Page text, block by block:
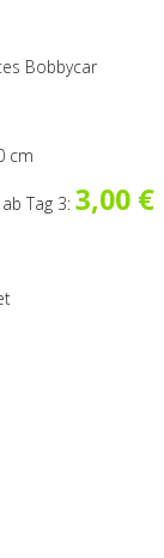
Bobbycar
cm
ab Tag 3: 3,00 €